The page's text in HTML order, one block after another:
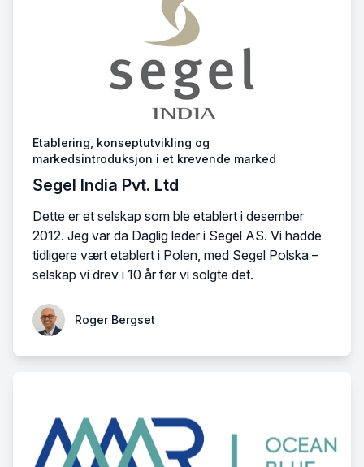
Etablering, konseptutvikling og
markedsintroduksjon i et krevende marked
Segel India Pvt. Ltd
Dette er et selskap som ble etablert i desember
2012. Jeg var da Daglig leder i Segel AS. Vi hadde
tidligere vært etablert i Polen, med Segel Polska –
selskap vi drev i 10 år før vi solgte det.
Roger BergsetRoger Bergset